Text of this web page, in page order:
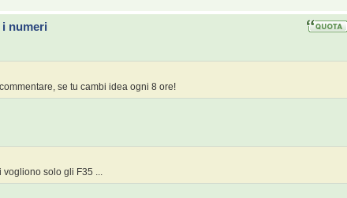
numeri
se tu cambi idea ogni 8 ore!
vogliono solo gli F35 ...